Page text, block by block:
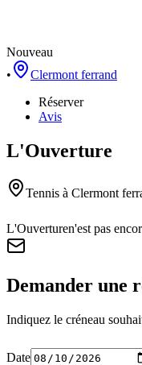
Nouveau
•
Clermont ferrand
Réserver
Avis
L'Ouverture
Tennis à Clermont
L'Ouverturen'est pas
Demander une
Indiquez le créneau
Date